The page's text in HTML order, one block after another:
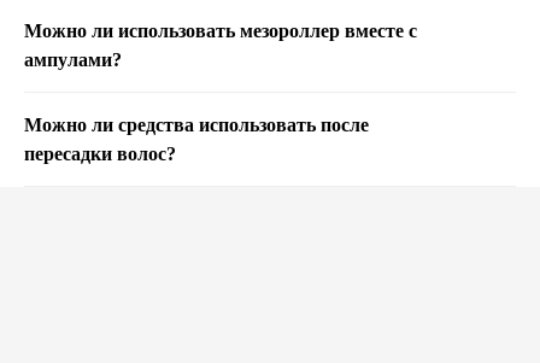
Можно ли использовать мезороллер вместе с
ампулами?
Можно ли средства использовать после
пересадки волос?